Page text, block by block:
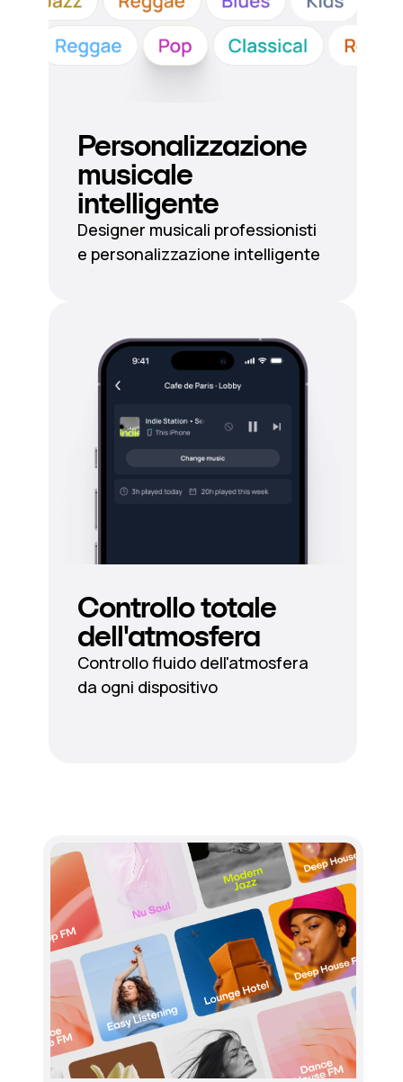
Personalizzazione
musicale
intelligente
Designer musicali professionisti
e personalizzazione intelligente
Controllo totale
dell'atmosfera
Controllo fluido dell'atmosfera
da ogni dispositivo